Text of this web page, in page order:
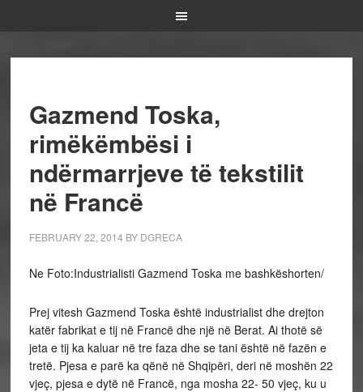
Gazmend Toska,
rimëkëmbësi i
ndërmarrjeve të tekstilit
në Francë
FEBRUARY 22, 2014 BY DGRECA
Ne Foto:Industrialisti Gazmend Toska me bashkëshorten/
Prej vitesh Gazmend Toska është industrialist dhe drejton
katër fabrikat e tij në Francë dhe një në Berat. Ai thotë së
jeta e tij ka kaluar në tre faza dhe se tani është në fazën e
tretë. Pjesa e parë ka qënë në Shqipëri, deri në moshën 22
vjeç, pjesa e dytë në Francë, nga mosha 22- 50 vjeç, ku u